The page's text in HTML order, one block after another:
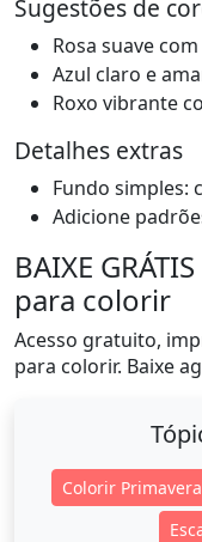
Sugestões de
Rosa suave
Azul claro e
Roxo vibrante
Detalhes extras
Fundo simples:
Adicione
BAIXE
para colorir
Acesso gratuito,
para colorir. Baixe
Colorir Primavera